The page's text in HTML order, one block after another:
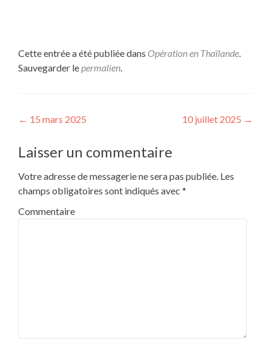
Cette entrée a été publiée dans Opération en Thaïlande.
Sauvegarder lepermalien.
Navigation de l’article
← 15 mars 2025 10 juillet 2025 →
Laisser un commentaire
Votre adresse de messagerie ne sera pas publiée. Les
champs obligatoires sont indiqués avec *
Commentaire